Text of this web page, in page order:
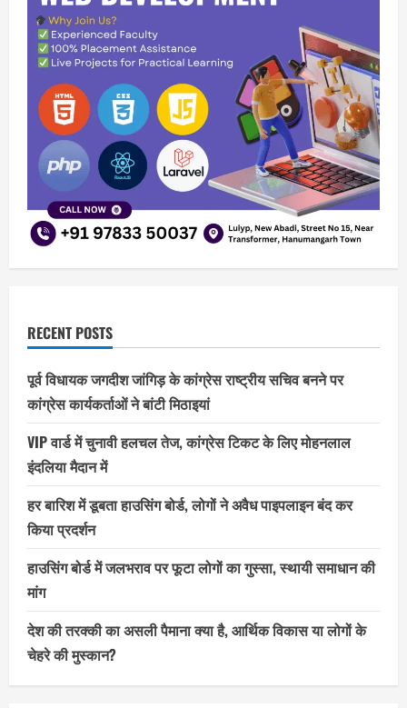
RECENT POSTS
पूर्व विधायक जगदीश जांगिड़ के कांग्रेस राष्ट्रीय सचिव बनने पर
कांग्रेस कार्यकर्ताओं ने बांटी मिठाइयां
VIP वार्ड में चुनावी हलचल तेज, कांग्रेस टिकट के लिए मोहनलाल
इंदलिया मैदान में
हर बारिश में डूबता हाउसिंग बोर्ड, लोगों ने अवैध पाइपलाइन बंद कर
किया प्रदर्शन
हाउसिंग बोर्ड में जलभराव पर फूटा लोगों का गुस्सा, स्थायी समाधान की
मांग
देश की तरक्की का असली पैमाना क्या है, आर्थिक विकास या लोगों के
चेहरे की मुस्कान?